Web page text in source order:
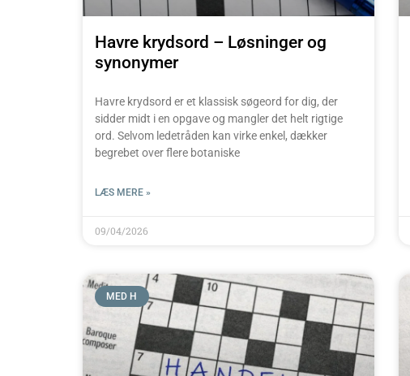
Havre krydsord – Løsninger og
synonymer
Havre krydsord er et klassisk søgeord for dig, der
sidder midt i en opgave og mangler det helt rigtige
ord. Selvom ledetråden kan virke enkel, dækker
begrebet over flere botaniske
LÆS MERE »
09/04/2026
MED H